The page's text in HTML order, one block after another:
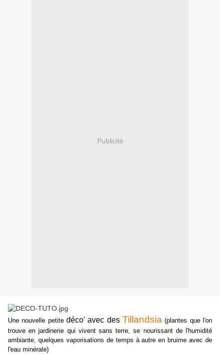
Publicité
Une nouvelle petite déco' avec des Tillandsia (plantes que l'on
trouve en jardinerie qui vivent sans terre, se nourissant de l'humidité
ambiante, quelques vaporisations de temps à autre en bruime avec de
l'eau minérale)